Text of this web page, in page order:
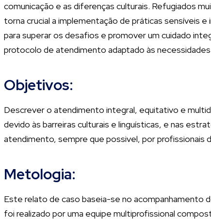
comunicação e as diferenças culturais. Refugiados
torna crucial a implementação de práticas sensíveis
para superar os desafios e promover um cuidado
protocolo de atendimento adaptado às necessidades
Objetivos:
Descrever o atendimento integral, equitativo e
devido às barreiras culturais e linguísticas, e nas
atendimento, sempre que possivel, por profissionais
Metologia:
Este relato de caso baseia-se no acompanhamento
foi realizado por uma equipe multiprofissional